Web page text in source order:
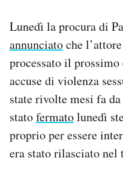
SHOP
CALENDARIO
AREA PERSONALE
Area Personale
Newsletter
Notifiche mobile
Lunedì la procura di
annunciatoche
processato il
accuse di violenza
state rivolte mesi fa
statofermatolunedì
proprio per essere
era stato rilasciato nel